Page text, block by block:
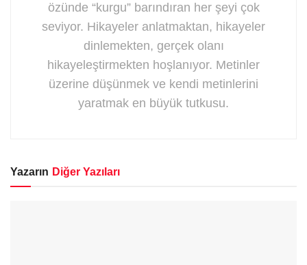
özünde “kurgu” barındıran her şeyi çok
seviyor. Hikayeler anlatmaktan, hikayeler
dinlemekten, gerçek olanı
hikayeleştirmekten hoşlanıyor. Metinler
üzerine düşünmek ve kendi metinlerini
yaratmak en büyük tutkusu.
Yazarın Diğer Yazıları